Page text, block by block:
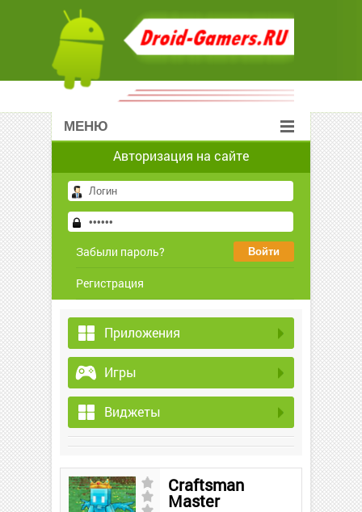
МЕНЮ
Авторизация на сайте
Забыли пароль?
Регистрация
Приложения
Игры
Виджеты
Craftsman
Master